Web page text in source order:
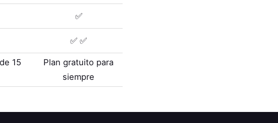
✅
✅ ✅
15
Plan gratuito para
siempre